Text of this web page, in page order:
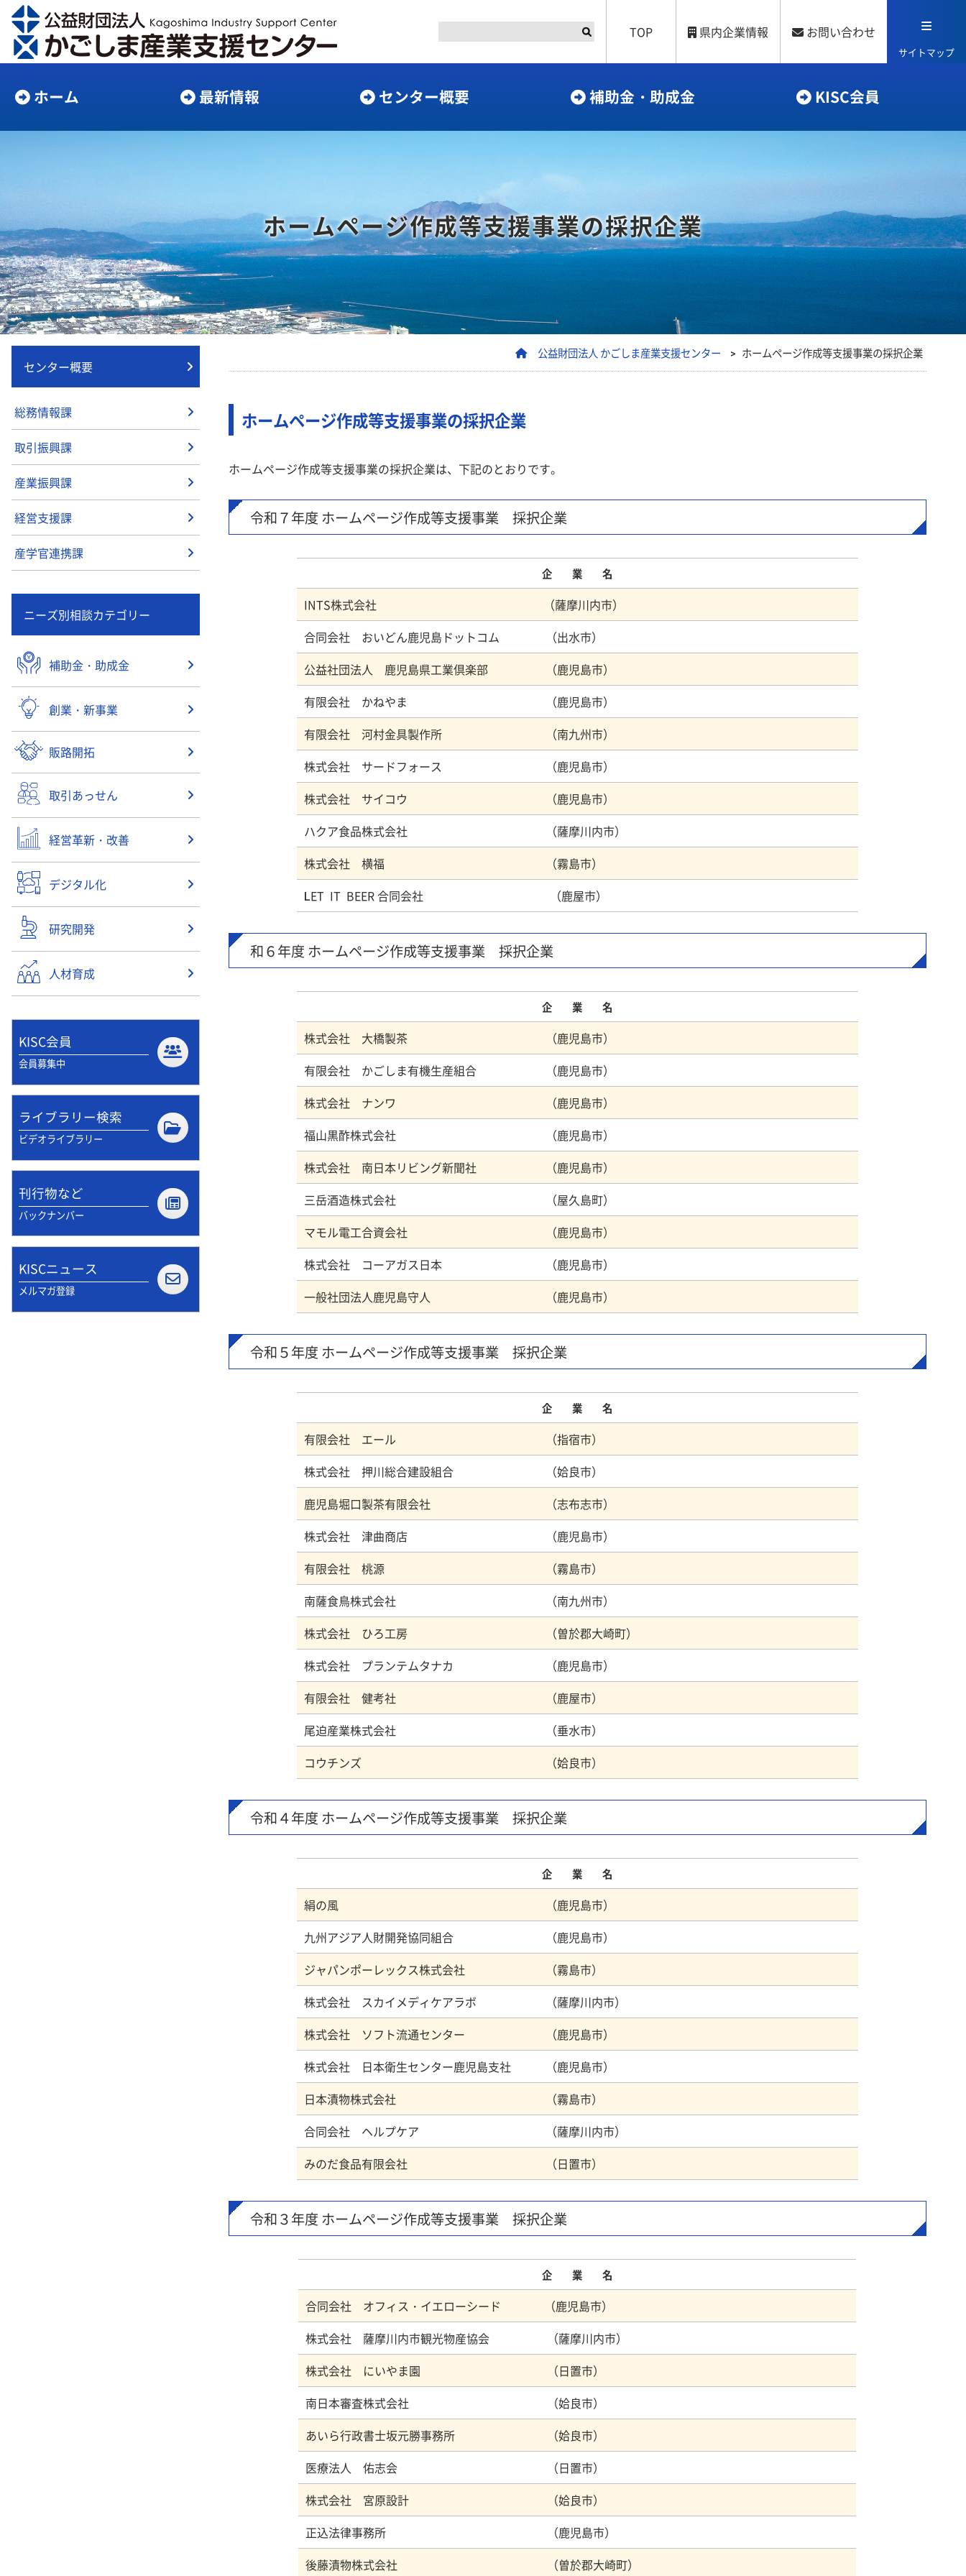
TOP 県内企業情報 お問い合わせ
サイトマップ
ホーム 最新情報 センター概要 補助金・助成金 KISC会員
ホームページ作成等支援事業の採択企業
公益財団法人 かごしま産業支援センター > ホームページ作成等支援事業の採択企業
ホームページ作成等支援事業の採択企業
ホームページ作成等支援事業の採択企業は、下記のとおりです。
令和７年度 ホームページ作成等支援事業 採択企業
企 業 名
INTS株式会社 （薩摩川内市）
合同会社 おいどん鹿児島ドットコム （出水市）
公益社団法人 鹿児島県工業倶楽部 （鹿児島市）
有限会社 かねやま （鹿児島市）
有限会社 河村金具製作所 （南九州市）
株式会社 サードフォース （鹿児島市）
株式会社 サイコウ （鹿児島市）
ハクア食品株式会社 （薩摩川内市）
株式会社 横福 （霧島市）
LET IT BEER 合同会社 （鹿屋市）
和６年度 ホームページ作成等支援事業 採択企業
企 業 名
株式会社 大橋製茶 （鹿児島市）
有限会社 かごしま有機生産組合 （鹿児島市）
株式会社 ナンワ （鹿児島市）
福山黒酢株式会社 （鹿児島市）
株式会社 南日本リビング新聞社 （鹿児島市）
三岳酒造株式会社 （屋久島町）
マモル電工合資会社 （鹿児島市）
株式会社 コーアガス日本 （鹿児島市）
一般社団法人鹿児島守人 （鹿児島市）
令和５年度 ホームページ作成等支援事業 採択企業
企 業 名
有限会社 エール （指宿市）
株式会社 押川総合建設組合 （姶良市）
鹿児島堀口製茶有限会社 （志布志市）
株式会社 津曲商店 （鹿児島市）
有限会社 桃源 （霧島市）
南薩食鳥株式会社 （南九州市）
株式会社 ひろ工房 （曽於郡大崎町）
株式会社 プランテムタナカ （鹿児島市）
有限会社 健考社 （鹿屋市）
尾迫産業株式会社 （垂水市）
コウチンズ （姶良市）
令和４年度 ホームページ作成等支援事業 採択企業
企 業 名
絹の風 （鹿児島市）
九州アジア人財開発協同組合 （鹿児島市）
ジャパンポーレックス株式会社 （霧島市）
株式会社 スカイメディケアラボ （薩摩川内市）
株式会社 ソフト流通センター （鹿児島市）
株式会社 日本衛生センター鹿児島支社 （鹿児島市）
日本漬物株式会社 （霧島市）
合同会社 ヘルプケア （薩摩川内市）
みのだ食品有限会社 （日置市）
令和３年度 ホームページ作成等支援事業 採択企業
企 業 名
合同会社 オフィス・イエローシード （鹿児島市）
株式会社 薩摩川内市観光物産協会 （薩摩川内市）
株式会社 にいやま園 （日置市）
南日本審査株式会社 （姶良市）
あいら行政書士坂元勝事務所 （姶良市）
医療法人 佑志会 （日置市）
株式会社 宮原設計 （姶良市）
正込法律事務所 （鹿児島市）
後藤漬物株式会社 （曽於郡大崎町）
センター概要
総務情報課
取引振興課
産業振興課
経営支援課
産学官連携課
ニーズ別相談カテゴリー
補助金・助成金
創業・新事業
販路開拓
取引あっせん
経営革新・改善
デジタル化
研究開発
人材育成
KISC会員
会員募集中
ライブラリー検索
ビデオライブラリー
刊行物など
バックナンバー
KISCニュース
メルマガ登録